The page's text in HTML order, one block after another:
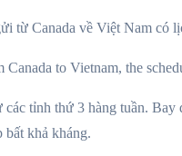
từ Canada về Việt Nam có
Canada to Vietnam, the
các tỉnh thứ 3 hàng tuần.
bất khả kháng.